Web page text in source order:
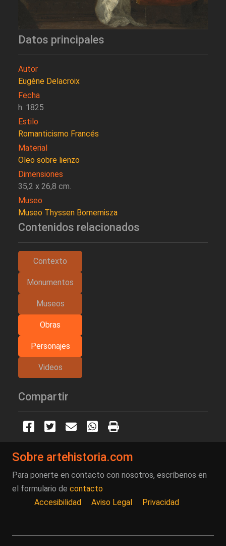
Datos principales
Autor
Eugène Delacroix
Fecha
h. 1825
Estilo
Romanticismo Francés
Material
Oleo sobre lienzo
Dimensiones
35,2 x 26,8 cm.
Museo
Museo Thyssen Bornemisza
Contenidos relacionados
Contexto
Monumentos
Museos
Obras
Personajes
Videos
Compartir
Sobre artehistoria.com
Para ponerte en contacto con nosotros, escríbenos en
el formulario de contacto
Accesibilidad
Aviso Legal Privacidad